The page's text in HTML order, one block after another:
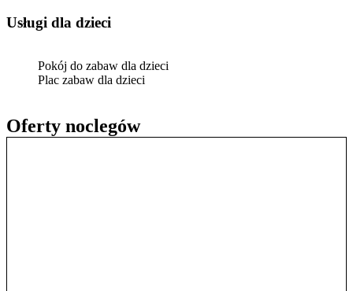
Oferty noclegów
usługi dla dzieci
Pokój do zabaw dla dzieci
Plac zabaw dla dzieci